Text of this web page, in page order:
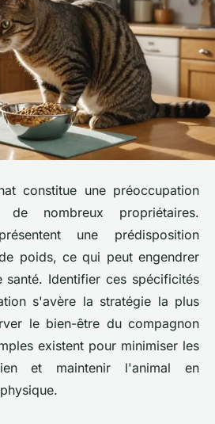
constitue une préoccupation
de nombreux propriétaires.
une prédisposition
poids, ce qui peut engendrer
santé. Identifier ces spécificités
s'avère la stratégie la plus
le bien-être du compagnon
existent pour minimiser les
et maintenir l'animal en